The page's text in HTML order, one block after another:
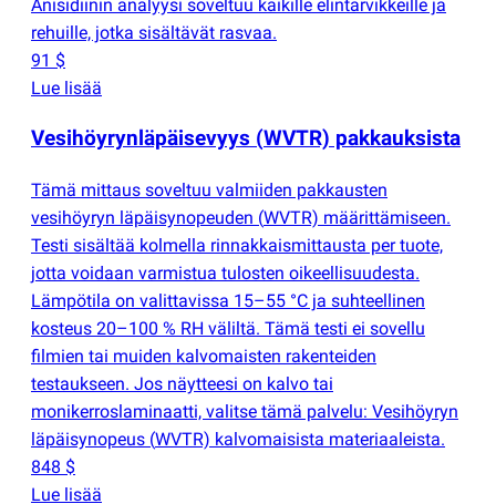
Anisidiinin analyysi soveltuu kaikille elintarvikkeille ja
rehuille, jotka sisältävät rasvaa.
91 $
Lue lisää
Vesihöyrynläpäisevyys (WVTR) pakkauksista
Tämä mittaus soveltuu valmiiden pakkausten
vesihöyryn läpäisynopeuden (WVTR) määrittämiseen.
Testi sisältää kolmella rinnakkaismittausta per tuote,
jotta voidaan varmistua tulosten oikeellisuudesta.
Lämpötila on valittavissa 15–55 °C ja suhteellinen
kosteus 20–100 % RH väliltä. Tämä testi ei sovellu
filmien tai muiden kalvomaisten rakenteiden
testaukseen. Jos näytteesi on kalvo tai
monikerroslaminaatti, valitse tämä palvelu: Vesihöyryn
läpäisynopeus (WVTR) kalvomaisista materiaaleista.
848 $
Lue lisää